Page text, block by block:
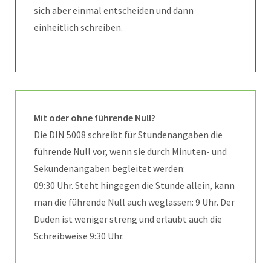
sich aber einmal entscheiden und dann
einheitlich schreiben.
Mit oder ohne führende Null?
Die DIN 5008 schreibt für Stundenangaben die
führende Null vor, wenn sie durch Minuten- und
Sekundenangaben begleitet werden:
09:30 Uhr. Steht hingegen die Stunde allein, kann
man die führende Null auch weglassen: 9 Uhr. Der
Duden ist weniger streng und erlaubt auch die
Schreibweise 9:30 Uhr.